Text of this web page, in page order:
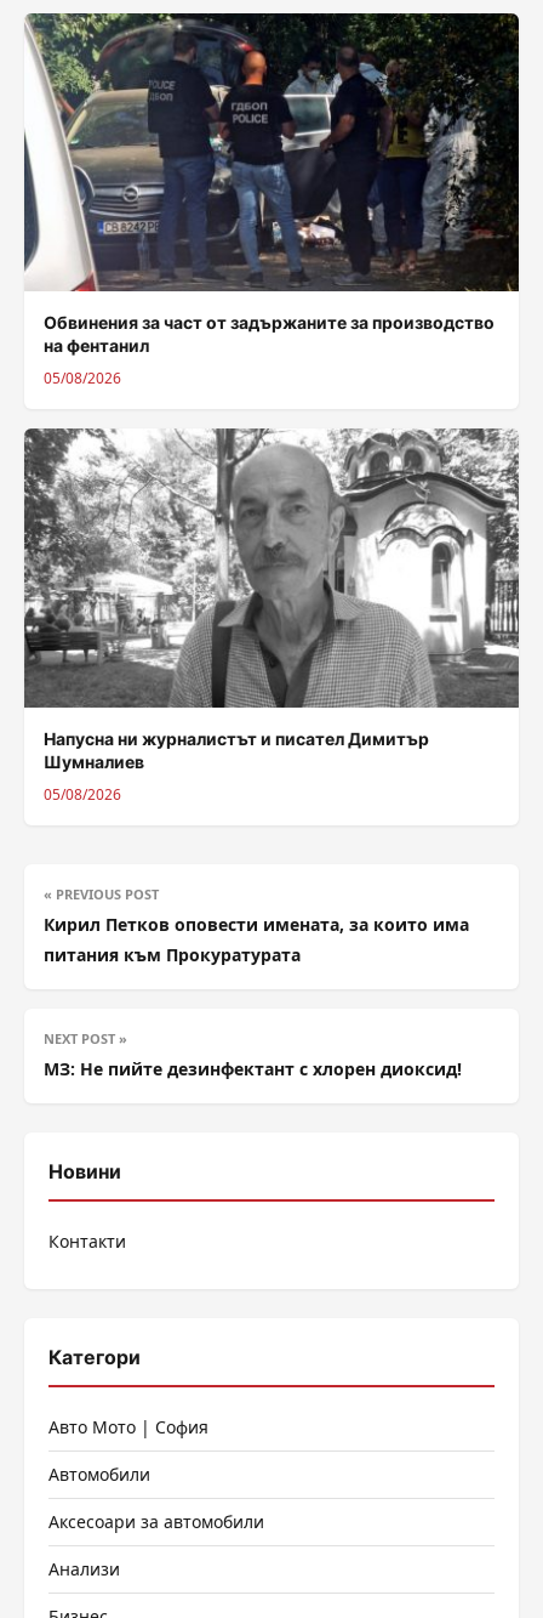
Обвинения за част от задържаните за производство
на фентанил
05/08/2026
Напусна ни журналистът и писател Димитър
Шумналиев
05/08/2026
« PREVIOUS POST
Кирил Петков оповести имената, за които има
питания към Прокуратурата
NEXT POST »
МЗ: Не пийте дезинфектант с хлорен диоксид!
Новини
Контакти
Категори
Авто Мото | София
Автомобили
Аксесоари за автомобили
Анализи